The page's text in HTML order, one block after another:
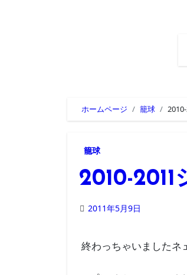
ホームページ 籠球
籠球
2010-
2011年5月9日
終わっちゃいましたネ